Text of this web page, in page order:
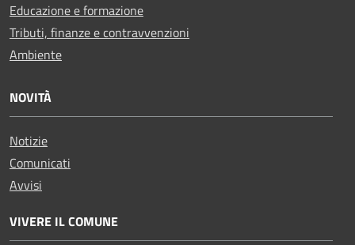
Educazione e formazione
Tributi, finanze e contravvenzioni
Ambiente
NOVITÀ
Notizie
Comunicati
Avvisi
VIVERE IL COMUNE